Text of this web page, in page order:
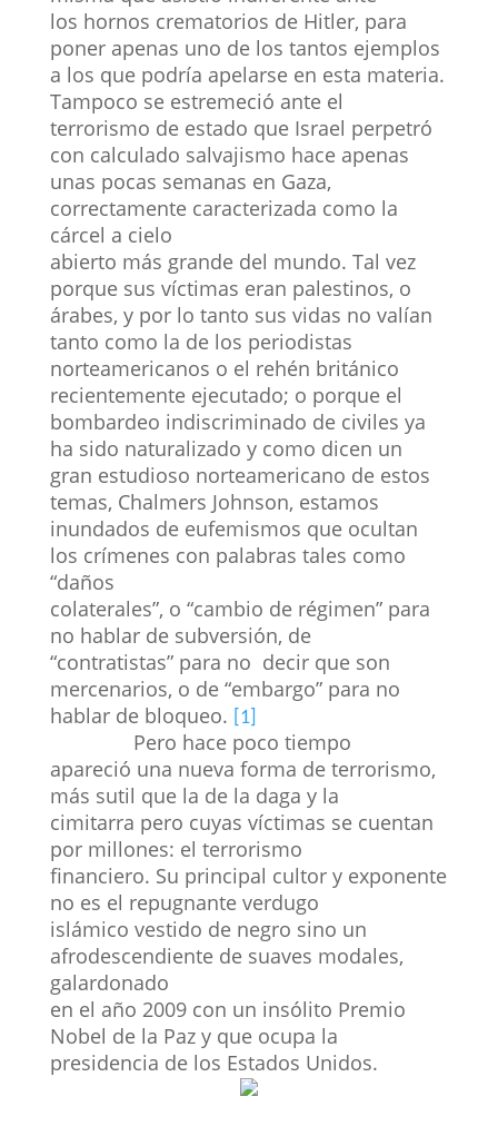
los hornos crematorios de Hitler, para
poner apenas uno de los tantos ejemplos
a los que podría apelarse en esta materia.
Tampoco se estremeció ante el
terrorismo de estado que Israel perpetró
con calculado salvajismo hace apenas
unas pocas semanas en Gaza,
correctamente caracterizada como la
cárcel a cielo
abierto más grande del mundo. Tal vez
porque sus víctimas eran palestinos, o
árabes, y por lo tanto sus vidas no valían
tanto como la de los periodistas
norteamericanos o el rehén británico
recientemente ejecutado; o porque el
bombardeo indiscriminado de civiles ya
ha sido naturalizado y como dicen un
gran estudioso norteamericano de estos
temas, Chalmers Johnson, estamos
inundados de eufemismos que ocultan
los crímenes con palabras tales como
“daños
colaterales”, o “cambio de régimen” para
no hablar de subversión, de
“contratistas” para no decir que son
mercenarios, o de “embargo” para no
hablar de bloqueo.
[1]
Pero hace poco tiempo
apareció una nueva forma de terrorismo,
más sutil que la de la daga y la
cimitarra pero cuyas víctimas se cuentan
por millones: el terrorismo
financiero. Su principal cultor y exponente
no es el repugnante verdugo
islámico vestido de negro sino un
afrodescendiente de suaves modales,
galardonado
en el año 2009 con un insólito Premio
Nobel de la Paz y que ocupa la
presidencia de los Estados Unidos.